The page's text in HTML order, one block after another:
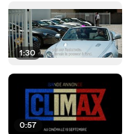
1:30
0:57